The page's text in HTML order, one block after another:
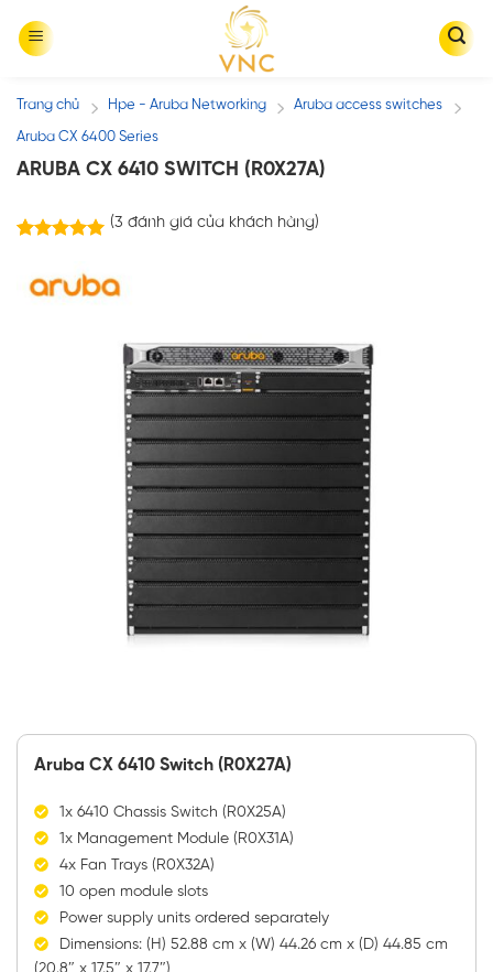
Trang chủ / Hpe - Aruba Networking / Aruba access switches /
Aruba CX 6400 Series
ARUBA CX 6410 SWITCH (R0X27A)
5 dựa trên
đánh giá
(3 đánh giá của khách hàng)
Aruba CX 6410 Switch (R0X27A)
1x 6410 Chassis Switch (R0X25A)
1x Management Module (R0X31A)
4x Fan Trays (R0X32A)
10 open module slots
Power supply units ordered separately
Dimensions: (H) 52.88 cm x (W) 44.26 cm x (D) 44.85 cm